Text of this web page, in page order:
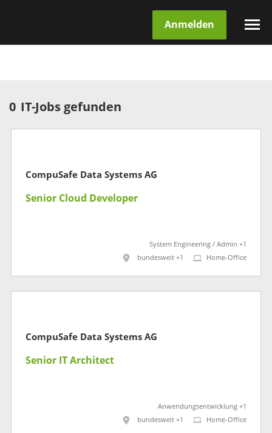
Anmelden
0 IT-Jobs gefunden
CompuSafe Data Systems AG
Senior Cloud Developer
System Engineering / Admin +1
bundesweit +1
Home-Office
CompuSafe Data Systems AG
Senior IT Architect
Anwendungsentwicklung +1
bundesweit +1
Home-Office